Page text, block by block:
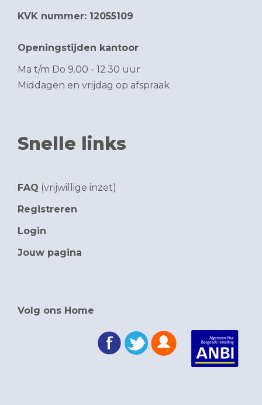
KVK nummer: 12055109
Openingstijden kantoor
Ma t/m Do 9.00 - 12.30 uur
Middagen en vrijdag op afspraak
Snelle links
FAQ (vrijwillige inzet)
Registreren
Login
Jouw pagina
Volg ons Home